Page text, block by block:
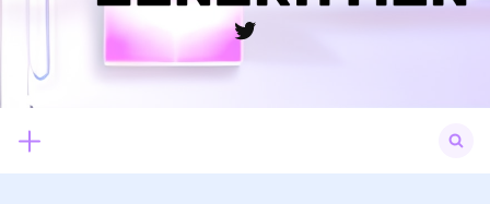
Twitter
for: